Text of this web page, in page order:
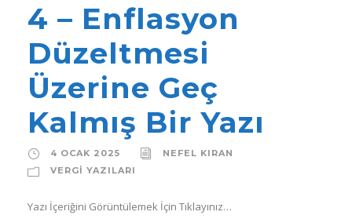
4 – Enflasyon
Düzeltmesi
Üzerine Geç
Kalmış Bir Yazı
4 OCAK 2025
NEFEL KIRAN
VERGI YAZILARI
Yazı İçeriğini Görüntülemek İçin Tıklayınız…